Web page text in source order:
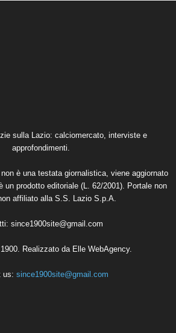
sulla Lazio: calciomercato, interviste e
approfondimenti.
è una testata giornalistica, viene aggiornato
un prodotto editoriale (L. 62/2001). Portale non
affiliato alla S.S. Lazio S.p.A.
since1900site@gmail.com
Realizzato da Elle WebAgency.
us: since1900site@gmail.com